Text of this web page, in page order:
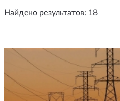
Найдено результатов: 18